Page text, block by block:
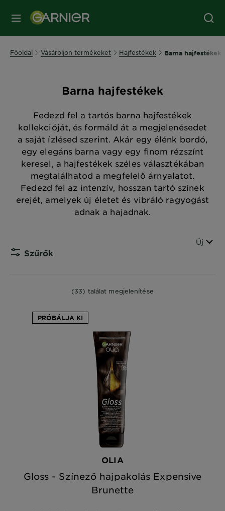
MENÜ
Főoldal Vásároljon termékeket Hajfestékek Barna hajfestékek
Barna hajfestékek
Fedezd fel a tartós barna hajfestékek
kollekcióját, és formáld át a megjelenésedet
a saját ízlésed szerint. Akár egy élénk bordó,
egy elegáns barna vagy egy finom rézszínt
keresel, a hajfestékek széles választékában
megtalálhatod a megfelelő árnyalatot.
Fedezd fel az intenzív, hosszan tartó színek
erejét, amelyek új életet és vibráló ragyogást
adnak a hajadnak.
Szűrők
Sorrend
Új
(33) találat megjelenítése
PRÓBÁLJA KI
OLIA
Gloss - Színező hajpakolás Expensive
Brunette